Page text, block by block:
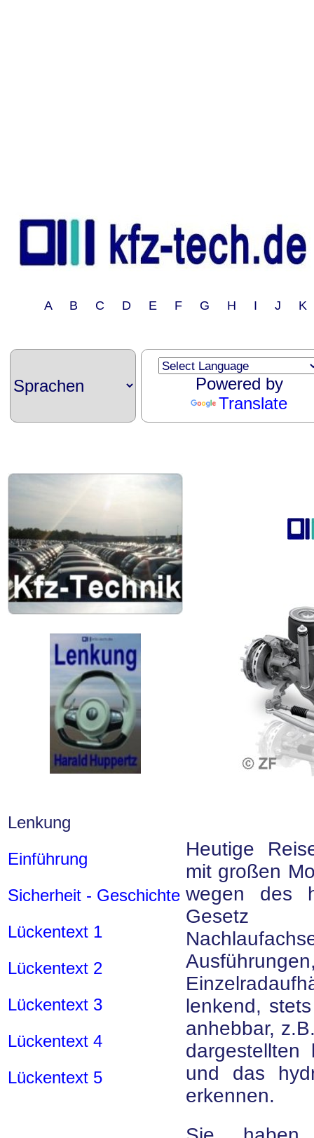
A B C D E F G H I J
Powered by
Translate
Lenkung
Einführung
Sicherheit - Geschichte
Lückentext 1
Lückentext 2
Lückentext 3
Lückentext 4
Lückentext 5
Heutige
mit großen
wegen des
Gesetz
lenkend,
anhebbar,
und das
erkennen.